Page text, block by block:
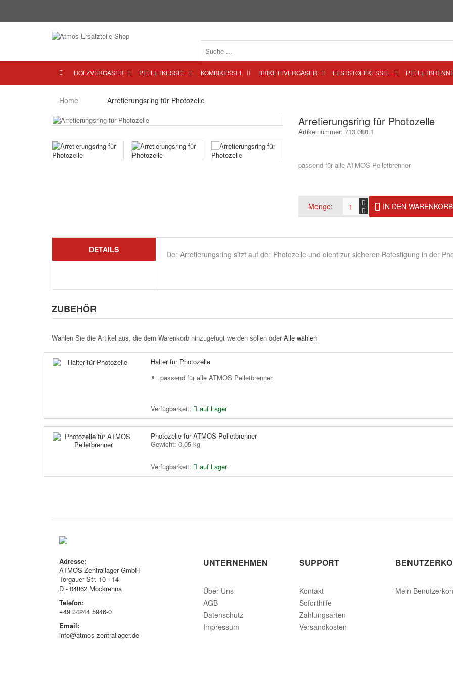
HOLZVERGASER PELLETKESSEL KOMBIKESSEL BRIKETTVERGASER FESTSTOFFKESSEL
Home Arretierungsring für Photozelle
Arretierungsring für Photozelle
Artikelnummer: 713.080.1
passend für alle ATMOS Pelletbrenner
Menge: IN DEN WARENKORB
DETAILS Der Arretierungsring sitzt auf der Photozelle und dient zur sicheren Befestigung in der
ZUBEHÖR
Wählen Sie die Artikel aus, die dem Warenkorb hinzugefügt werden sollen oderAlle wählen
Halter für Photozelle
passend für alle ATMOS Pelletbrenner
Verfügbarkeit: auf Lager
Photozelle für ATMOS Pelletbrenner
Gewicht: 0,05 kg
Verfügbarkeit: auf Lager
Adresse:
ATMOS Zentrallager GmbH
Torgauer Str. 10 - 14
D - 04862 Mockrehna
Telefon:
+49 34244 5946-0
Email:
info@atmos-zentrallager.de
UNTERNEHMEN
Über Uns
AGB
Datenschutz
Impressum
SUPPORT
Kontakt
Soforthilfe
Zahlungsarten
Versandkosten
Mein